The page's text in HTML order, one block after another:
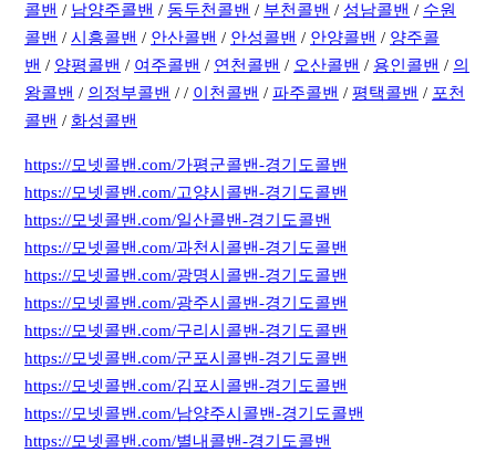
콜밴 / 남양주콜밴 / 동두천콜밴 / 부천콜밴 / 성남콜밴 / 수원
콜밴 /시흥콜밴 / 안산콜밴 / 안성콜밴 / 안양콜밴 / 양주콜
밴 / 양평콜밴 / 여주콜밴 / 연천콜밴 / 오산콜밴 / 용인콜밴 / 의
왕콜밴 / 의정부콜밴 / / 이천콜밴 / 파주콜밴 / 평택콜밴 / 포천
콜밴 /화성콜밴
https://모넷콜밴.com/가평군콜밴-경기도콜밴
https://모넷콜밴.com/고양시콜밴-경기도콜밴
https://모넷콜밴.com/일산콜밴-경기도콜밴
https://모넷콜밴.com/과천시콜밴-경기도콜밴
https://모넷콜밴.com/광명시콜밴-경기도콜밴
https://모넷콜밴.com/광주시콜밴-경기도콜밴
https://모넷콜밴.com/구리시콜밴-경기도콜밴
https://모넷콜밴.com/군포시콜밴-경기도콜밴
https://모넷콜밴.com/김포시콜밴-경기도콜밴
https://모넷콜밴.com/남양주시콜밴-경기도콜밴
https://모넷콜밴.com/별내콜밴-경기도콜밴